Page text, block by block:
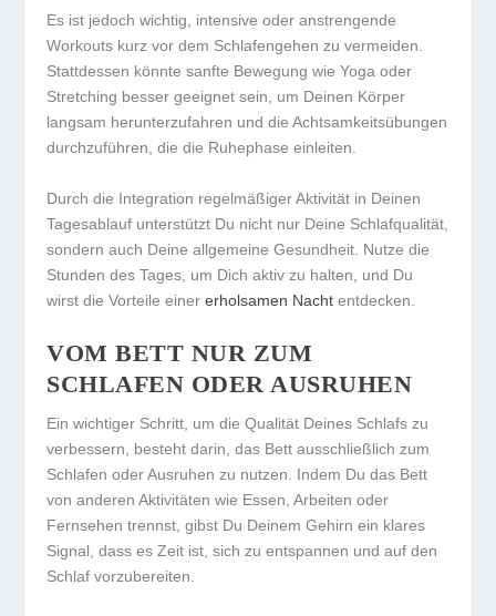
Es ist jedoch wichtig, intensive oder anstrengende
Workouts kurz vor dem Schlafengehen zu vermeiden.
Stattdessen könnte sanfte Bewegung wie Yoga oder
Stretching besser geeignet sein, um Deinen Körper
langsam herunterzufahren und dieAchtsamkeitsübungen
durchzuführen, die die Ruhephase einleiten.
Durch die Integration regelmäßiger Aktivität in Deinen
Tagesablauf unterstützt Du nicht nur Deine Schlafqualität,
sondern auch Deine allgemeine Gesundheit. Nutze die
Stunden des Tages, um Dich aktiv zu halten, und Du
wirst die Vorteile einererholsamen Nacht entdecken.
VOM BETT NUR ZUM
SCHLAFEN ODER AUSRUHEN
Ein wichtiger Schritt, um die Qualität Deines Schlafs zu
verbessern, besteht darin, das Bett ausschließlich zum
Schlafen oder Ausruhen zu nutzen. Indem Du das Bett
von anderen Aktivitäten wie Essen, Arbeiten oder
Fernsehen trennst, gibst Du Deinem Gehirn ein klares
Signal, dass es Zeit ist, sich zu entspannen und auf den
Schlaf vorzubereiten.